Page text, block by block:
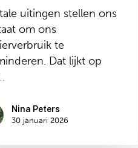
uitingen stellen ons
om ons
te
Dat lijkt op
Nina Peters
30 januari 2026